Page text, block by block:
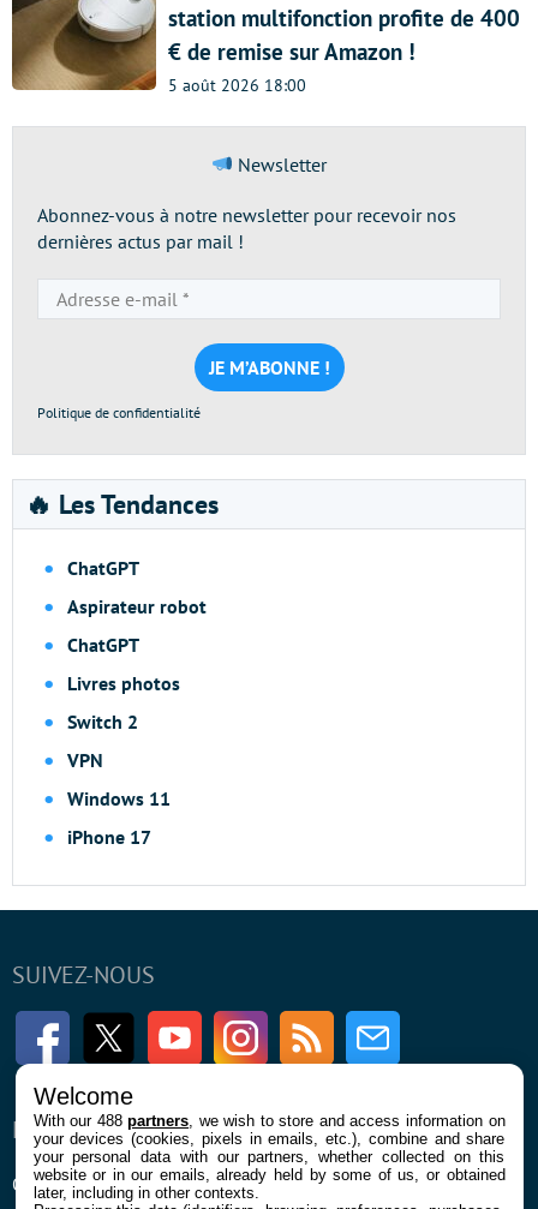
station multifonction profite de 400
€ de remise sur Amazon !
5 août 2026 18:00
Newsletter
Abonnez-vous à notre newsletter pour recevoir nos
dernières actus par mail !
e-
mail
*
Politique de confidentialité
🔥 Les Tendances
ChatGPT
Aspirateur robot
ChatGPT
Livres photos
Switch 2
VPN
Windows 11
iPhone 17
SUIVEZ-NOUS
FacebookTwitter Youtube InstagramRSS Newsletter
ENTREPRISE
Qui sommes nous
À PROPOS
La rédaction
Welcome
With our 488partners , we wish to store and access information on
your devices (cookies, pixels in emails, etc.), combine and share
your personal data with our partners, whether collected on this
website or in our emails, already held by some of us, or obtained
later, including in other contexts.